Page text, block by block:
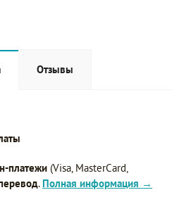
Отзывы
платежи (Visa, MasterCard,
. Полная информация →